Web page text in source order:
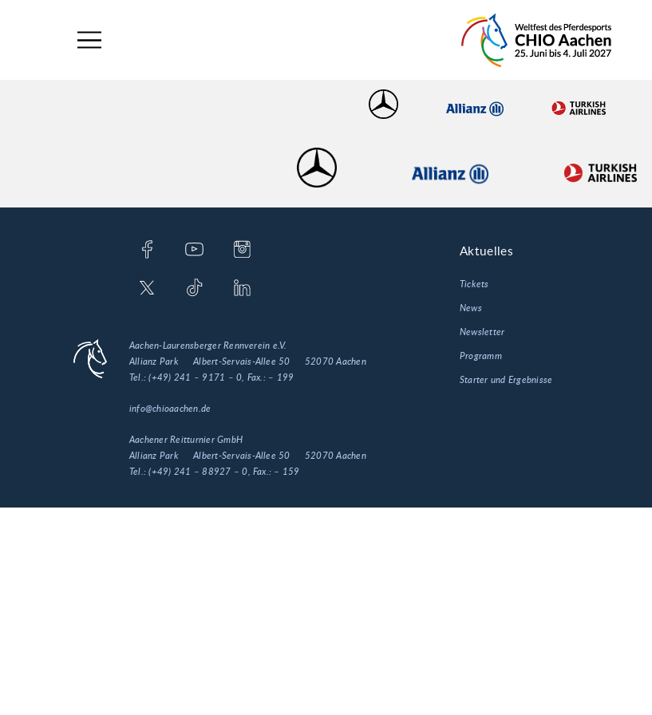
Aktuelles
Tickets
News
Newsletter
Programm
Starter und Ergebnisse
Aachen-Laurensberger Rennverein e.V.
Allianz Park
Albert-Servais-Allee 50
52070 Aachen
Tel.:(+49) 241 – 9171 – 0 , Fax.: – 199
info@chioaachen.de
Aachener Reitturnier GmbH
Allianz Park
Albert-Servais-Allee 50
52070 Aachen
Tel.:(+49) 241 – 88927 – 0 , Fax.: – 159